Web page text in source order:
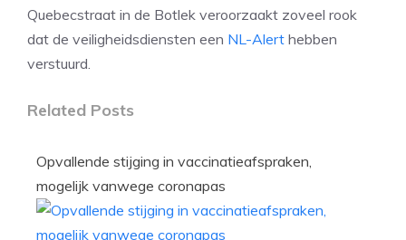
Quebecstraat in de Botlek veroorzaakt zoveel rook
dat de veiligheidsdiensten een NL-Alert hebben
verstuurd.
Related Posts
Opvallende stijging in vaccinatieafspraken,
mogelijk vanwege coronapas